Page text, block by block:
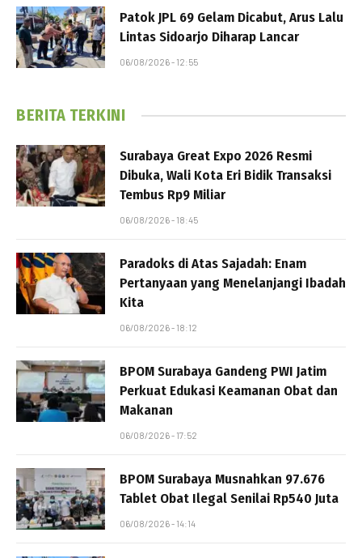
Patok JPL 69 Gelam Dicabut, Arus Lalu
Lintas Sidoarjo Diharap Lancar
06/08/2026 - 12:55
BERITA TERKINI
Surabaya Great Expo 2026 Resmi
Dibuka, Wali Kota Eri Bidik Transaksi
Tembus Rp9 Miliar
06/08/2026 - 18:45
Paradoks di Atas Sajadah: Enam
Pertanyaan yang Menelanjangi Ibadah
Kita
06/08/2026 - 18:12
BPOM Surabaya Gandeng PWI Jatim
Perkuat Edukasi Keamanan Obat dan
Makanan
06/08/2026 - 17:52
BPOM Surabaya Musnahkan 97.676
Tablet Obat Ilegal Senilai Rp540 Juta
06/08/2026 - 14:14